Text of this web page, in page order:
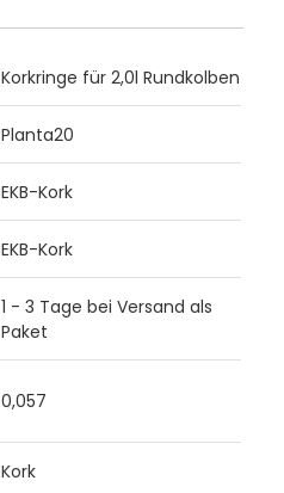
Korkringe für 2,0l Rundkolben
Planta20
EKB-Kork
EKB-Kork
1 - 3 Tage bei Versand als
Paket
0,057
Kork